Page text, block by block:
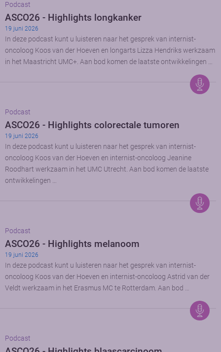
Podcast
ASCO26 - Highlights longkanker
19 juni 2026
In deze podcast kunt u luisteren naar het gesprek van internist-
oncoloog Koos van der Hoeven en longarts Lizza Hendriks werkzaam
in het Maastricht UMC+. Aan bod komen de laatste ontwikkelingen …
Podcast
ASCO26 - Highlights colorectale tumoren
19 juni 2026
In deze podcast kunt u luisteren naar het gesprek van internist-
oncoloog Koos van der Hoeven en internist-oncoloog Jeanine
Roodhart werkzaam in het UMC Utrecht. Aan bod komen de laatste
ontwikkelingen …
Podcast
ASCO26 - Highlights melanoom
19 juni 2026
In deze podcast kunt u luisteren naar het gesprek van internist-
oncoloog Koos van der Hoeven en internist-oncoloog Astrid van der
Veldt werkzaam in het Erasmus MC te Rotterdam. Aan bod …
Podcast